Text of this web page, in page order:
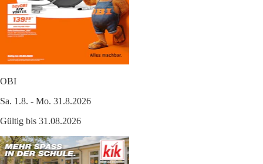
OBI
Sa. 1.8. - Mo. 31.8.2026
Gültig bis 31.08.2026